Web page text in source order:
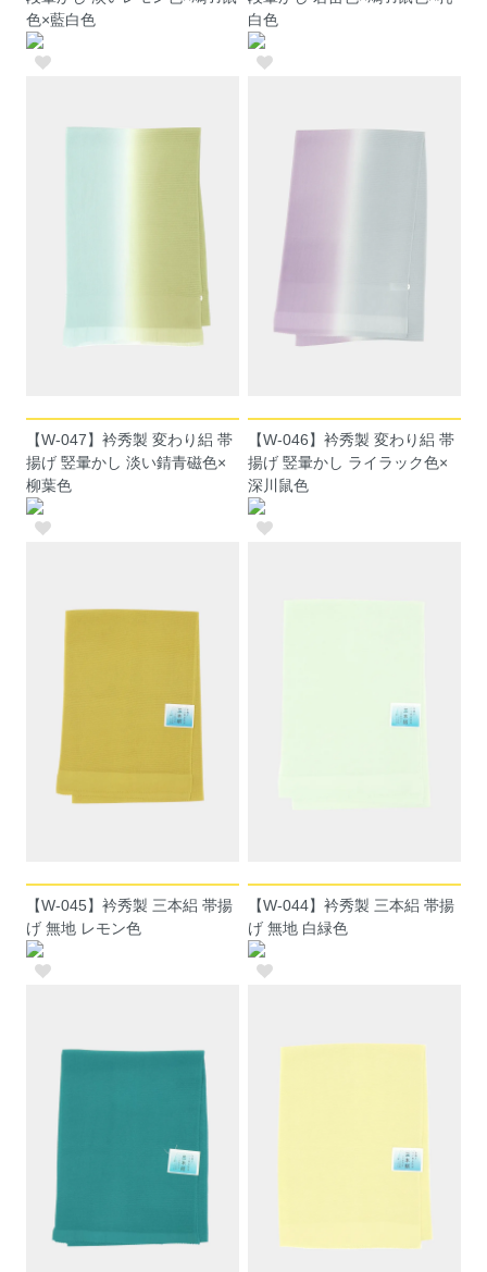
色×藍白色
白色
【W-047】衿秀製 変わり絽 帯
揚げ 竪暈かし 淡い錆青磁色×
柳葉色
【W-046】衿秀製 変わり絽 帯
揚げ 竪暈かし ライラック色×
深川鼠色
【W-045】衿秀製 三本絽 帯揚
げ 無地 レモン色
【W-044】衿秀製 三本絽 帯揚
げ 無地 白緑色